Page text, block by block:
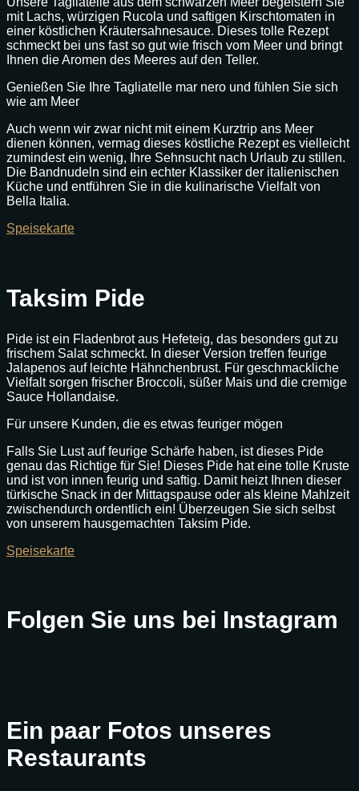
mit Lachs, würzigen Rucola und saftigen Kirschtomaten in
einer köstlichen Kräutersahnesauce. Dieses tolle Rezept
schmeckt bei uns fast so gut wie frisch vom Meer und bringt
Ihnen die Aromen des Meeres auf den Teller.
Genießen Sie Ihre Tagliatelle mar nero und fühlen Sie sich
wie am Meer
Auch wenn wir zwar nicht mit einem Kurztrip ans Meer
dienen können, vermag dieses köstliche Rezept es vielleicht
zumindest ein wenig, Ihre Sehnsucht nach Urlaub zu stillen.
Die Bandnudeln sind ein echter Klassiker der italienischen
Küche und entführen Sie in die kulinarische Vielfalt von
Bella Italia.
Speisekarte
Taksim Pide
Pide ist ein Fladenbrot aus Hefeteig, das besonders gut zu
frischem Salat schmeckt. In dieser Version treffen feurige
Jalapenos auf leichte Hähnchenbrust. Für geschmackliche
Vielfalt sorgen frischer Broccoli, süßer Mais und die cremige
Sauce Hollandaise.
Für unsere Kunden, die es etwas feuriger mögen
Falls Sie Lust auf feurige Schärfe haben, ist dieses Pide
genau das Richtige für Sie! Dieses Pide hat eine tolle Kruste
und ist von innen feurig und saftig. Damit heizt Ihnen dieser
türkische Snack in der Mittagspause oder als kleine Mahlzeit
zwischendurch ordentlich ein! Überzeugen Sie sich selbst
von unserem hausgemachten Taksim Pide.
Speisekarte
Folgen Sie uns bei Instagram
Ein paar Fotos unseres
Restaurants